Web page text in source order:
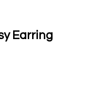
Earring